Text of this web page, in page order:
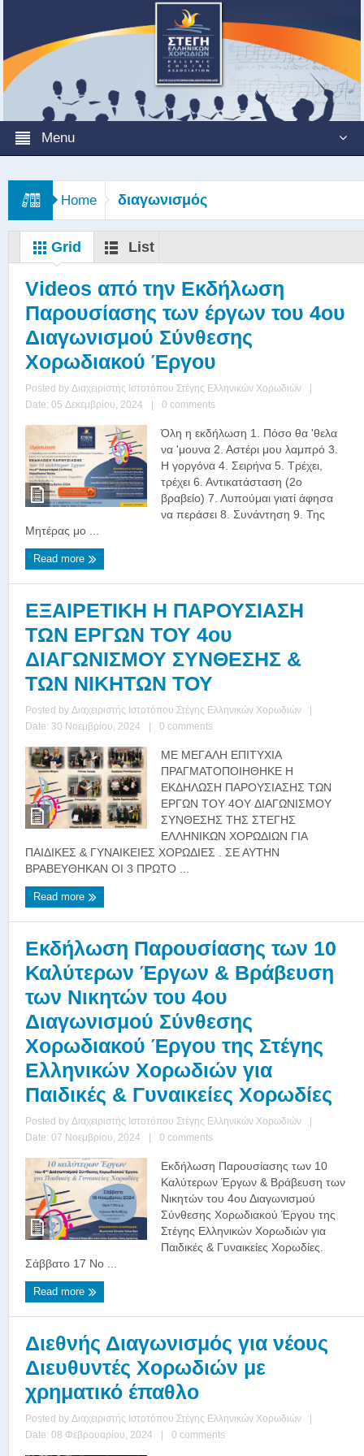
Menu
Home διαγωνισμός
Grid List
Videos από την Εκδήλωση
Παρουσίασης των έργων του 4ου
Διαγωνισμού Σύνθεσης
Χορωδιακού Έργου
Posted by Διαχειριστής Ιστοτόπου Στέγης Ελληνικών Χορωδιών
|
Date: 05 Δεκεμβρίου, 2024
| 0 comments
Όλη η εκδήλωση 1. Πόσο θα 'θελα
να 'μουνα 2. Αστέρι μου λαμπρό 3.
Η γοργόνα 4. Σειρήνα 5. Τρέχει,
τρέχει 6. Αντικατάσταση (2ο
βραβείο) 7. Λυπούμαι γιατί άφησα
να περάσει 8. Συνάντηση 9. Της
Μητέρας μο ...
Read more
ΕΞΑΙΡΕΤΙΚΗ Η ΠΑΡΟΥΣΙΑΣΗ
ΤΩΝ ΕΡΓΩΝ ΤΟΥ 4ου
ΔΙΑΓΩΝΙΣΜΟΥ ΣΥΝΘΕΣΗΣ &
ΤΩΝ ΝΙΚΗΤΩΝ ΤΟΥ
Posted by Διαχειριστής Ιστοτόπου Στέγης Ελληνικών Χορωδιών
|
Date: 30 Νοεμβρίου, 2024
| 0 comments
ME MEΓAΛH EΠITYXIA
ΠPAΓMATOΠOIHΘHKE H
EKΔHΛΩΣH ΠAPOYΣIAΣHΣ TΩN
EPΓΩN TOY 4OY ΔIAΓΩNIΣMOY
ΣYNΘEΣHΣ THΣ ΣTEΓHΣ
EΛΛHNIKΩN XOPΩΔIΩN ΓIA
ΠAIΔIKEΣ & ΓYNAIKEIEΣ XOPΩΔIEΣ . ΣE AYTHN
BPABEYΘHKAN OI 3 ΠPΩTO ...
Read more
Εκδήλωση Παρουσίασης των 10
Καλύτερων Έργων & Βράβευση
των Νικητών του 4ου
Διαγωνισμού Σύνθεσης
Χορωδιακού Έργου της Στέγης
Ελληνικών Χορωδιών για
Παιδικές & Γυναικείες Χορωδίες
Posted by Διαχειριστής Ιστοτόπου Στέγης Ελληνικών Χορωδιών
|
Date: 07 Νοεμβρίου, 2024
| 0 comments
Εκδήλωση Παρουσίασης των 10
Καλύτερων Έργων & Βράβευση των
Νικητών του 4ου Διαγωνισμού
Σύνθεσης Χορωδιακού Έργου της
Στέγης Ελληνικών Χορωδιών για
Παιδικές & Γυναικείες Χορωδίες.
Σάββατο 17 Νο ...
Read more
Διεθνής Διαγωνισμός για νέους
Διευθυντές Χορωδιών με
χρηματικό έπαθλο
Posted by Διαχειριστής Ιστοτόπου Στέγης Ελληνικών Χορωδιών
|
Date: 08 Φεβρουαρίου, 2024
| 0 comments